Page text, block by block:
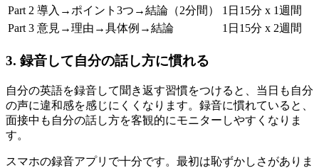
Part 2 導入→ポイント3つ→結論（2分間）
1日15分 x 1週間
Part 3 意見→理由→具体例→結論 1日15分 x 2週間
3. 録音して自分の話し方に慣れる
自分の英語を録音して聞き返す習慣をつけると、当日も自分
の声に違和感を感じにくくなります。録音に慣れていると、
面接中も自分の話し方を客観的にモニターしやすくなりま
す。
スマホの録音アプリで十分です。最初は恥ずかしさがありま